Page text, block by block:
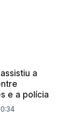
a
e a polícia